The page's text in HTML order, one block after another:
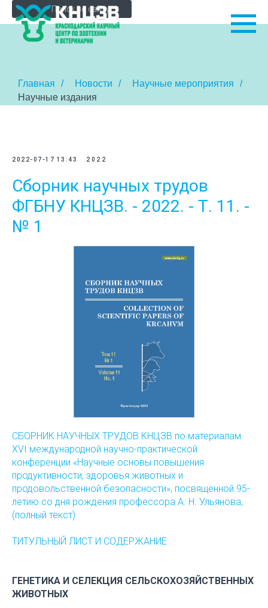
Главная / Новости / Научные мероприятия
/
Научные издания
2022-07-17 13:43 2022
Сборник научных трудов
ФГБНУ КНЦЗВ. - 2022. - Т. 11. -
№ 1
СБОРНИК НАУЧНЫХ ТРУДОВ КНЦЗВ по материалам
XVI международной научно-практической
конференции «Научные основы повышения
продуктивности, здоровья животных и
продовольственной безопасности», посвященной 95-
летию со дня рождения профессора А. Н. Ульянова,
(полный текст)
ТИТУЛЬНЫЙ ЛИСТ И СОДЕРЖАНИЕ
ГЕНЕТИКА И СЕЛЕКЦИЯ СЕЛЬСКОХОЗЯЙСТВЕННЫХ
ЖИВОТНЫХ